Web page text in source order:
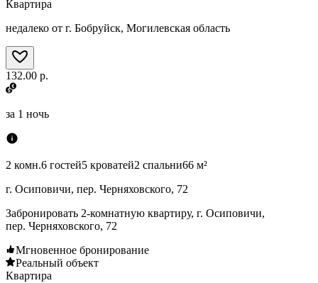
Квартира
недалеко от г. Бобруйск, Могилевская область
132.00 р.
за 1 ночь
2 комн.6 гостей5 кроватей2 спальни66 м²
г. Осиповичи, пер. Черняховского, 72
Забронировать 2-комнатную квартиру, г. Осиповичи,
пер. Черняховского, 72
Мгновенное бронирование
Реальный объект
Квартира